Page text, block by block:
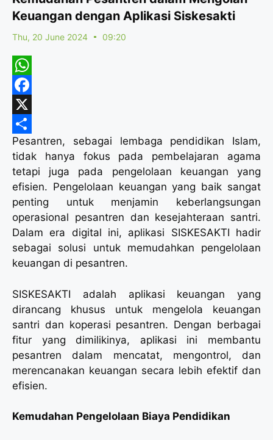
Keuangan dengan Aplikasi Siskesakti
Thu, 20 June 2024 09:20
W
h
a
t
s
A
p
p
F
a
c
e
b
o
o
X
S
h
a
r
e
Pesantren, sebagai lembaga pendidikan Islam,
tidak hanya fokus pada pembelajaran agama
tetapi juga pada pengelolaan keuangan yang
efisien. Pengelolaan keuangan yang baik sangat
penting untuk menjamin keberlangsungan
operasional pesantren dan kesejahteraan santri.
Dalam era digital ini, aplikasi SISKESAKTI hadir
sebagai solusi untuk memudahkan pengelolaan
keuangan di pesantren.
SISKESAKTI adalah aplikasi keuangan yang
dirancang khusus untuk mengelola keuangan
santri dan koperasi pesantren. Dengan berbagai
fitur yang dimilikinya, aplikasi ini membantu
pesantren dalam mencatat, mengontrol, dan
merencanakan keuangan secara lebih efektif dan
efisien.
Kemudahan Pengelolaan Biaya Pendidikan